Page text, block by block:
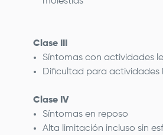
Clase III
Síntomas con actividades
Dificultad para actividades
Clase IV
Síntomas en reposo
Alta limitación incluso sin